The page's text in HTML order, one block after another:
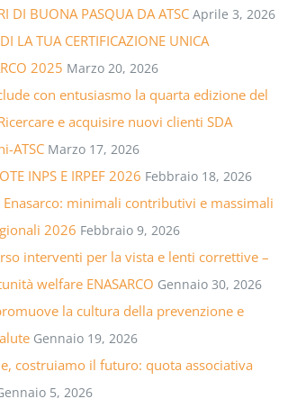
DI BUONA PASQUA DA ATSC Aprile 3, 2026
LA TUA CERTIFICAZIONE UNICA
2025 Marzo 20, 2026
con entusiasmo la quarta edizione del
e acquisire nuovi clienti SDA
ATSC Marzo 17, 2026
INPS E IRPEF 2026 Febbraio 18, 2026
Enasarco: minimali contributivi e massimali
2026 Febbraio 9, 2026
interventi per la vista e lenti correttive –
welfare ENASARCO Gennaio 30, 2026
la cultura della prevenzione e
Gennaio 19, 2026
costruiamo il futuro: quota associativa
5, 2026